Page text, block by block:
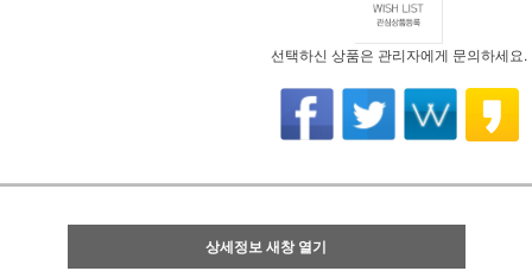
선택하신 상품은 관리자에게 문의하세요.
상세정보 새창 열기